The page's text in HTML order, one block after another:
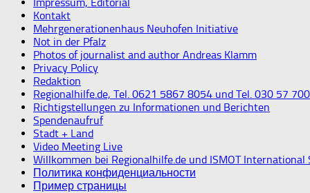
Kontakt
Mehrgenerationenhaus Neuhofen Initiative
Not in der Pfalz
Photos of journalist and author Andreas Klamm
Privacy Policy
Redaktion
Regionalhilfe.de, Tel. 0621 5867 8054 und Tel. 030 57
Richtigstellungen zu Informationen und Berichten
Spendenaufruf
Stadt + Land
Video Meeting Live
Willkommen bei Regionalhilfe.de und ISMOT International
Политика конфиденциальности
Пример страницы